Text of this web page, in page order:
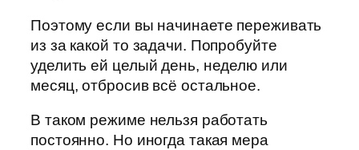
Поэтому если вы начинаете переживать
из за какой то задачи. Попробуйте
уделить ей целый день, неделю или
месяц, отбросив всё остальное.
В таком режиме нельзя работать
постоянно. Но иногда такая мера